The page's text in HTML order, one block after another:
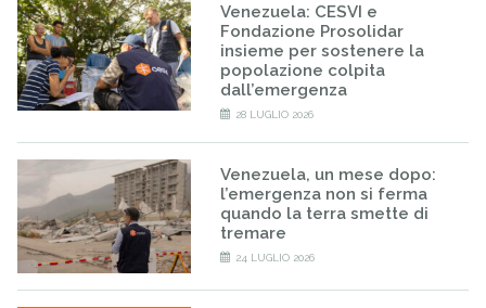
Venezuela: CESVI e
Fondazione Prosolidar
insieme per sostenere la
popolazione colpita
dall’emergenza
28 LUGLIO 2026
Venezuela, un mese dopo:
l’emergenza non si ferma
quando la terra smette di
tremare
24 LUGLIO 2026